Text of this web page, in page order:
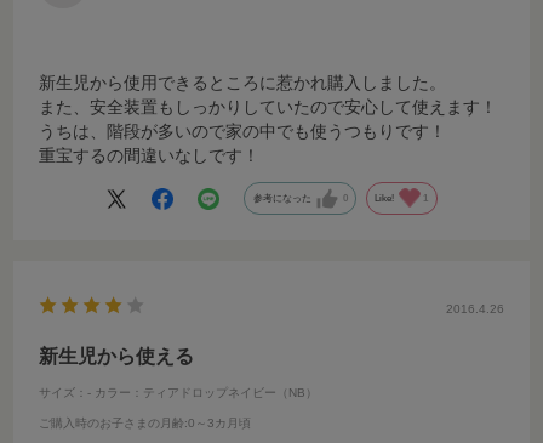
新生児から使用できるところに惹かれ購入しました。
また、安全装置もしっかりしていたので安心して使えます！
うちは、階段が多いので家の中でも使うつもりです！
重宝するの間違いなしです！
参考になった 0 Like!
2016.4.26
新生児から使える
サイズ：- カラー：ティアドロップネイビー（NB）
ご購入時のお子さまの月齢:0～3カ月頃